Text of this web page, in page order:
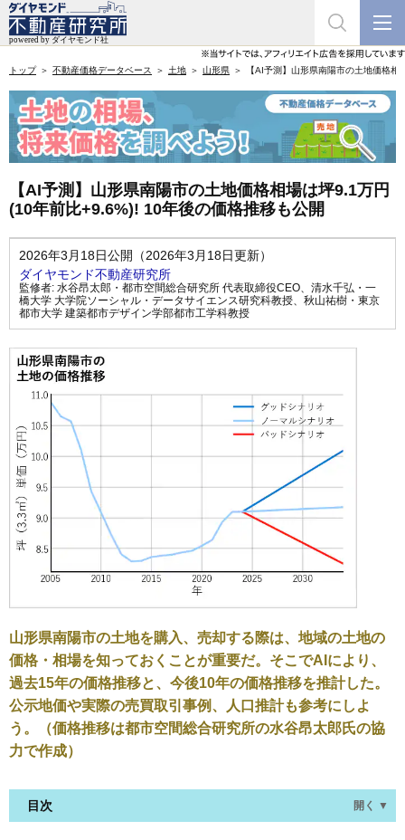
トップ 不動産価格データベース 土地 山形県 【AI予測】山形県南陽市の土地価格
【AI予測】山形県南陽市の土地価格相場は坪9.1万円
(10年前比+9.6%)! 10年後の価格推移も公開
2026年3月18日公開（2026年3月18日更新）
ダイヤモンド不動産研究所
監修者: 水谷昂太郎・都市空間総合研究所 代表取締役CEO、 清水千弘・一
橋大学 大学院ソーシャル・データサイエンス研究科教授、 秋山祐樹・東京
都市大学 建築都市デザイン学部都市工学科教授
山形県南陽市の土地を購入、売却する際は、地域の土地の
価格・相場を知っておくことが重要だ。そこでAIにより、
過去15年の価格推移と、今後10年の価格推移を推計した。
公示地価や実際の売買取引事例、人口推計も参考にしよ
う。（価格推移は都市空間総合研究所の水谷昂太郎氏の協
力で作成）
目次 開く ▼